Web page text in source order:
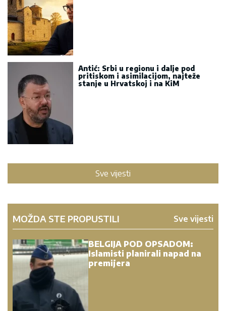
Antić: Srbi u regionu i dalje pod
pritiskom i asimilacijom, najteže
stanje u Hrvatskoj i na KiM
Sve vijesti
MOŽDA STE PROPUSTILI Sve vijesti
BELGIJA POD OPSADOM:
Islamisti planirali napad na
premijera